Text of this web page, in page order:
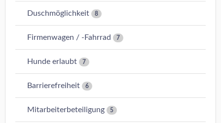
Duschmöglichkeit 8
Firmenwagen / -Fahrrad 7
Hunde erlaubt 7
Barrierefreiheit 6
Mitarbeiterbeteiligung 5